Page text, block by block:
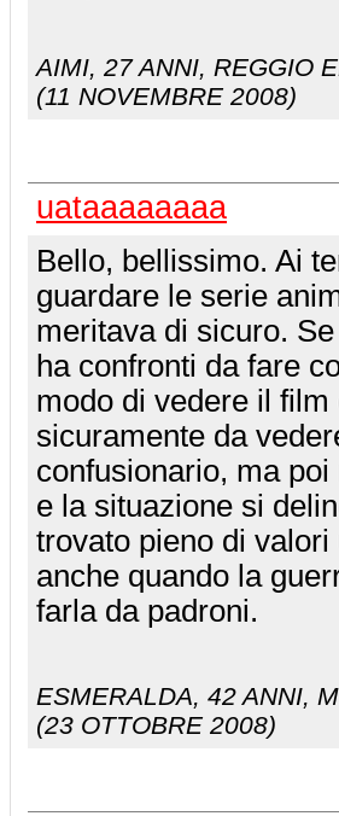
AIMI, 27 ANNI, REGGIO
(11 NOVEMBRE 2008)
uataaaaaaaa
Bello, bellissimo. Ai
guardare le serie
meritava di sicuro.
ha confronti da fare
modo di vedere il
sicuramente da
confusionario, ma
e la situazione si
trovato pieno di
anche quando la
farla da padroni.
ESMERALDA, 42 ANNI,
(23 OTTOBRE 2008)